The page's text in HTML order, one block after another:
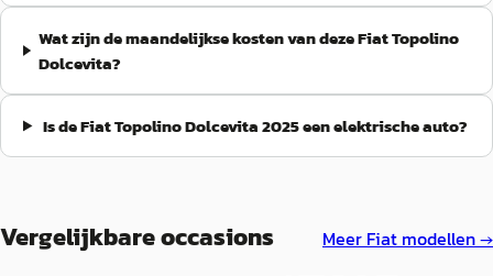
Wat zijn de maandelijkse kosten van deze Fiat Topolino
Dolcevita?
Is de Fiat Topolino Dolcevita 2025 een elektrische auto?
Vergelijkbare occasions Meer Fiat modellen →